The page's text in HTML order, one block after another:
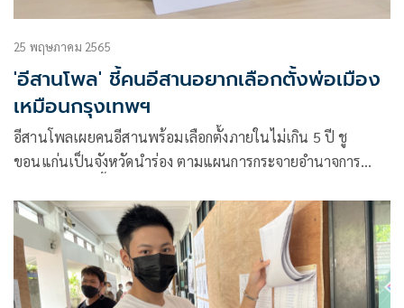
25 พฤษภาคม 2565
'อีสานโพล' ชี้คนอีสานอยากเลือกตั้งพ่อเมือง
เหมือนกรุงเทพฯ
อีสานโพลเผยคนอีสานพร้อมเลือกตั้งภายในไม่เกิน 5 ปี ชู
ขอนแก่นเป็นจังหวัดนำร่อง ตามแผนการกระจายอำนาจการ